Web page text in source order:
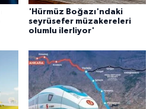
'Hürmüz Boğazı'ndaki
seyrüsefer müzakereleri
olumlu ilerliyor'